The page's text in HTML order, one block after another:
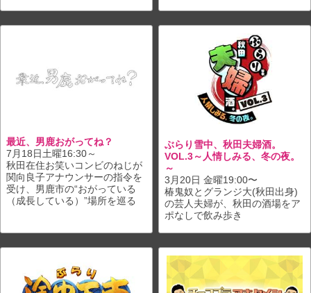
最近、男鹿おがってね？
7月18日土曜16:30～
秋田在住お笑いコンビのねじが
関向良子アナウンサーの指令を
受け、男鹿市の“おがっている
（成長している）”場所を巡る
ぶらり雪中、秋田夫婦酒。
VOL.3～人情しみる、冬の夜。
～
3月20日 金曜19:00〜
椿鬼奴とグランジ大(秋田出身)
の芸人夫婦が、秋田の酒場をア
ポなしで飲み歩き